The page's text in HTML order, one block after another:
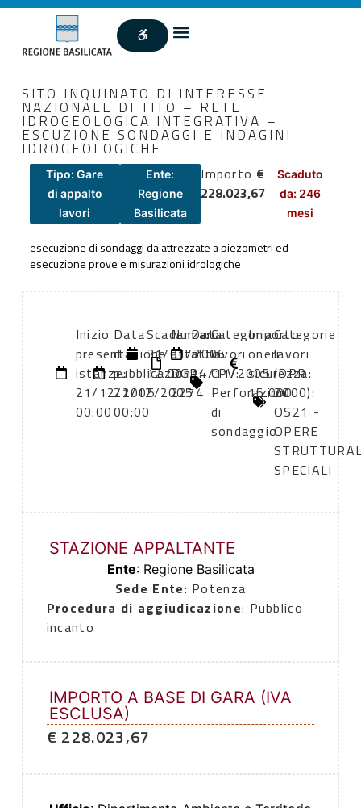
SITO INQUINATO DI INTERESSE
NAZIONALE DI TITO – RETE
IDROGEOLOGICA INTEGRATIVA –
ESCUZIONE SONDAGGI E INDAGINI
IDROGEOLOGICHE
Tipo: Gare
di appalto
lavori
Ente:
Regione
Basilicata
Importo €
228.023,67
Scaduto
da: 246
mesi
esecuzione di sondaggi da attrezzate a piezometri ed
esecuzione prove e misurazioni idrologiche
Inizio
presentazione
istanze:
21/12/2005
00:00
Data
di
pubblicazione:
21/12/2005
00:00
Scadenza:
31/01/2006
12:00
Numero
atto:
DGR
2274
Data
atto:
14/11/2005
Categoria
lavori
CPV:
Perforazioni
di
sondaggio
Importo
oneri
sicurezza:
15.000
Categorie
lavori
(DPR
2000):
OS21 -
OPERE
SPECIALI
STAZIONE APPALTANTE
Ente: Regione Basilicata
Sede Ente: Potenza
Procedura di aggiudicazione: Pubblico
incanto
IMPORTO A BASE DI GARA (IVA
ESCLUSA)
€ 228.023,67